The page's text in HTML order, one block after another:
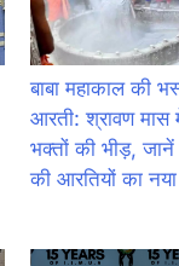
बाबा महाकाल की
आरती: श्रावण मास
भक्तों की भीड़, जानें
की आरतियों का